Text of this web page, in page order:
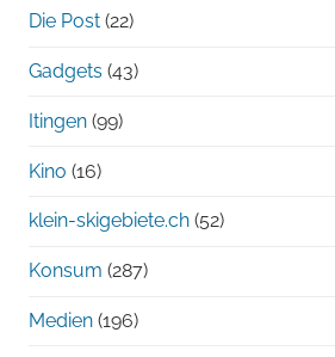
Die Post (22)
Gadgets (43)
Itingen (99)
Kino (16)
klein-skigebiete.ch (52)
Konsum (287)
Medien (196)